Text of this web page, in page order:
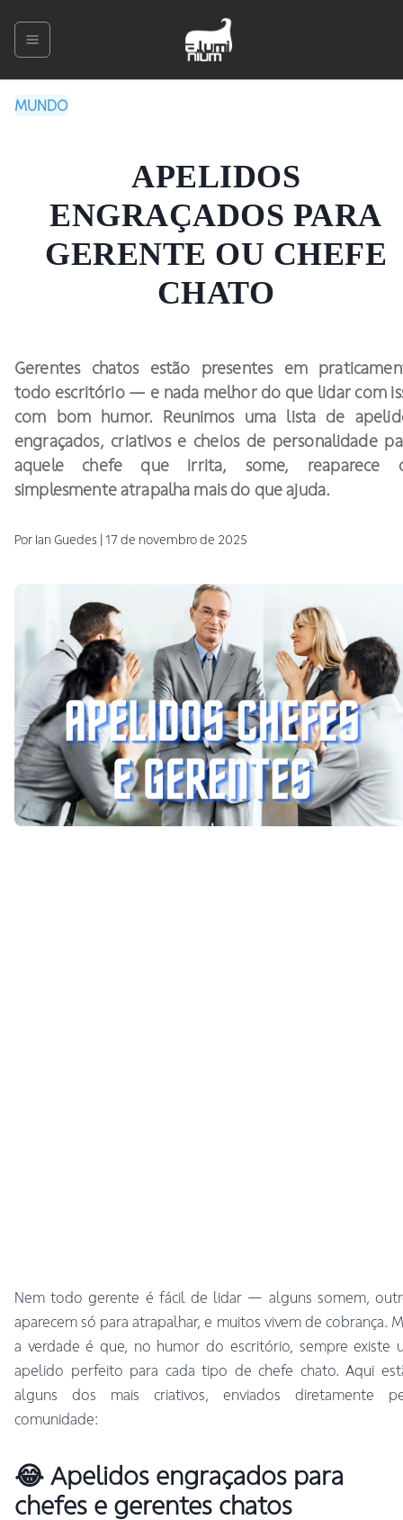
MUNDO
APELIDOS
ENGRAÇADOS PARA
GERENTE OU CHEFE
CHATO
Gerentes chatos estão presentes em
todo escritório — e nada melhor do que lidar com
com bom humor. Reunimos uma lista de
engraçados, criativos e cheios de personalidade
aquele chefe que irrita, some, reaparece
simplesmente atrapalha mais do que ajuda.
Por IanGuedes 17 de novembro de 2025
Nem todo gerente é fácil de lidar — alguns somem,
aparecem só para atrapalhar, e muitos vivem de cobrança.
a verdade é que, no humor do escritório, sempre existe
apelido perfeito para cada tipo de chefe chato. Aqui
alguns dos mais criativos, enviados diretamente
comunidade:
😂 Apelidos engraçados para
chefes e gerentes chatos